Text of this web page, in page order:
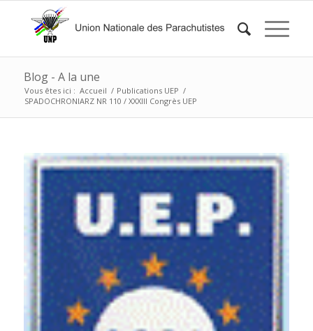
Blog - A la une
Vous êtes ici : Accueil / Publications UEP /
SPADOCHRONIARZ NR 110 / XXXIII Congrès UEP